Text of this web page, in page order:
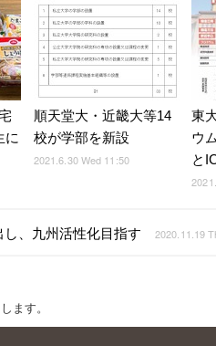
に
順天堂大・近畿大等14
校が学部を新設
2021.6.30 Wed 11:50
東
ウ
と
、九州活性化目指す 2020.11.19
ます。